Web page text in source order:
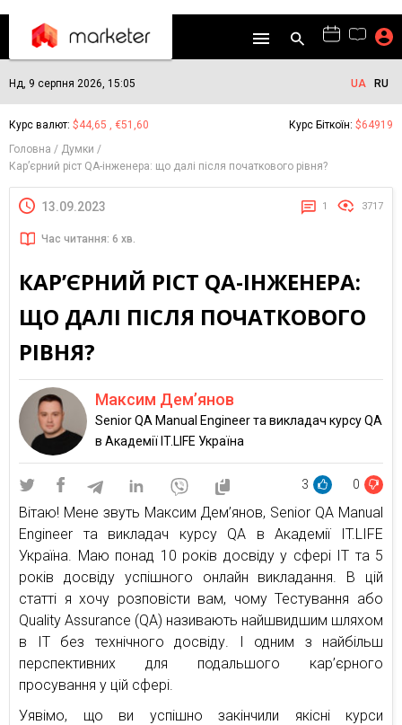
Нд, 9 серпня 2026, 15:05 UA RU
Курс валют: $44,65 , €51,60 Курс Біткоїн: $64919
Головна
Думки
Кар’єрний ріст QA-інженера: що далі після початкового рівня?
13.09.2023 1 3717
Час читання: 6 хв.
КАР’ЄРНИЙ РІСТ QA-ІНЖЕНЕРА:
ЩО ДАЛІ ПІСЛЯ ПОЧАТКОВОГО
РІВНЯ?
Максим Дем’янов
Senior QA Manual Engineer та викладач курсу QA
в Академії IT.LIFE Україна
3 0
Вітаю! Мене звуть Максим Дем’янов, Senior QA Manual
Engineer та викладач курсу QA в Академії IT.LIFE
Україна. Маю понад 10 рокiв досвiду у сфері IT та 5
років досвіду успішного онлайн викладання. В цій
статті я хочу розповісти вам, чому Тестування або
Quality Assurance (QA) називають найшвидшим шляхом
в IT без технічного досвіду. І одним з найбільш
перспективних для подальшого кар’єрного
просування у цій сфері.
Уявімо, що ви успішно закінчили якісні курси